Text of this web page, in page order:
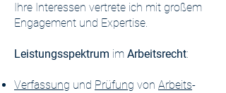
Ihre Interessen vertrete ich mit großem
Engagement und Expertise.
Leistungsspektrum im Arbeitsrecht:
Verfassung und Prüfung von Arbeits-